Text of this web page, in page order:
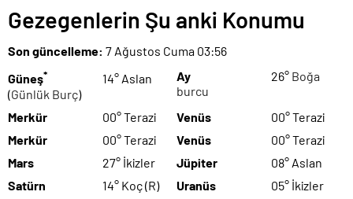
Gezegenlerin Şu anki Konumu
Son güncelleme: 7 Ağustos Cuma 03:56
Güneş*
14° Aslan
(Günlük Burç)
Ay 26° Boğa
burcu
Merkür
00° Terazi Venüs
00° Terazi
Merkür
00° Terazi Venüs
00° Terazi
Mars
27° İkizler Jüpiter
08° Aslan
Satürn
14° Koç (R) Uranüs 05° İkizler